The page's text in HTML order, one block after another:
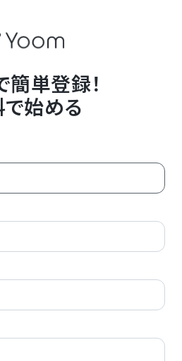
単登録！
始める